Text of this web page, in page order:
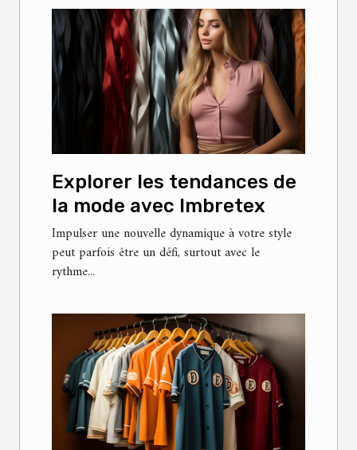
Explorer les tendances de
la mode avec Imbretex
Impulser une nouvelle dynamique à votre style
peut parfois être un défi, surtout avec le
rythme...